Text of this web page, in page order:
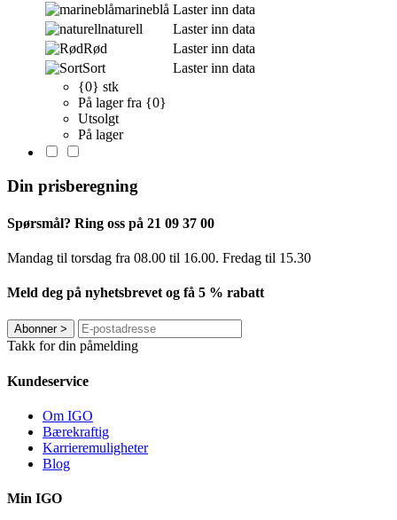
marineblå Laster inn data
naturell
Laster inn data
Rød
Laster inn data
Sort
Laster inn data
{0} stk
På lager fra {0}
Utsolgt
På lager
Din prisberegning
Spørsmål? Ring oss på 21 09 37 00
Mandag til torsdag ​​fra 08.00 til 16.00. Fredag til 15.30
Meld deg på nyhetsbrevet og få 5 % rabatt
Abonner>
Takk for din påmelding
Kundeservice
Om IGO
Bærekraftig
Karrieremuligheter
Blog
Min IGO